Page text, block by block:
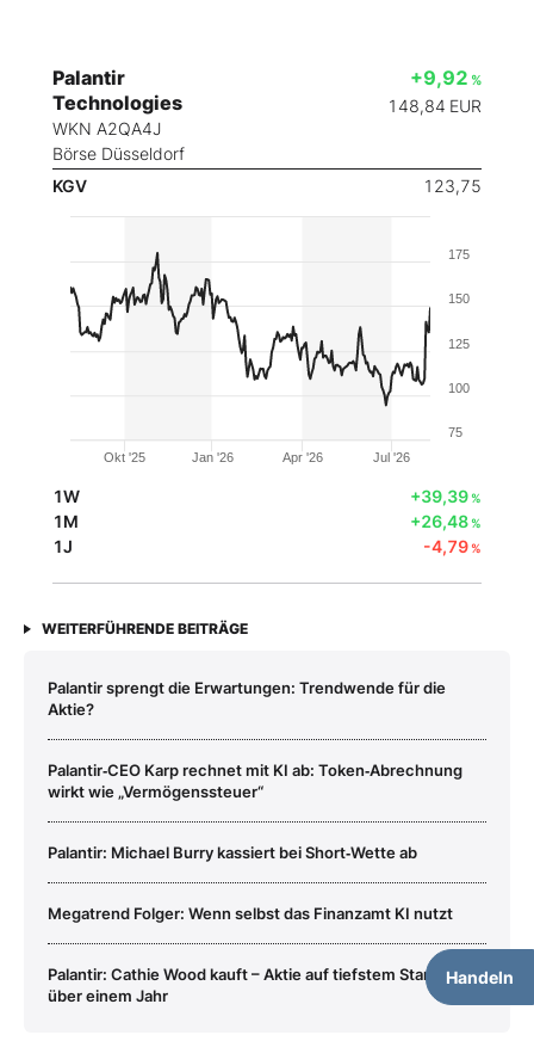
Palantir
Technologies
WKN A2QA4J
Börse Düsseldorf
+9,92 %
148,84 EUR
KGV 123,75
Handeln
Okt '25 Jan '26 Apr '26 Jul '26
75
100
125
150
175
1W +39,39%
1M +26,48%
1J -4,79%
WEITERFÜHRENDE BEITRÄGE
Palantir sprengt die Erwartungen: Trendwende für die
Aktie?
Palantir‑CEO Karp rechnet mit KI ab: Token‑Abrechnung
wirkt wie „Vermögenssteuer“
Palantir: Michael Burry kassiert bei Short‑Wette ab
Megatrend Folger: Wenn selbst das Finanzamt KI nutzt
Palantir: Cathie Wood kauft – Aktie auf tiefstem Stand seit
über einem Jahr